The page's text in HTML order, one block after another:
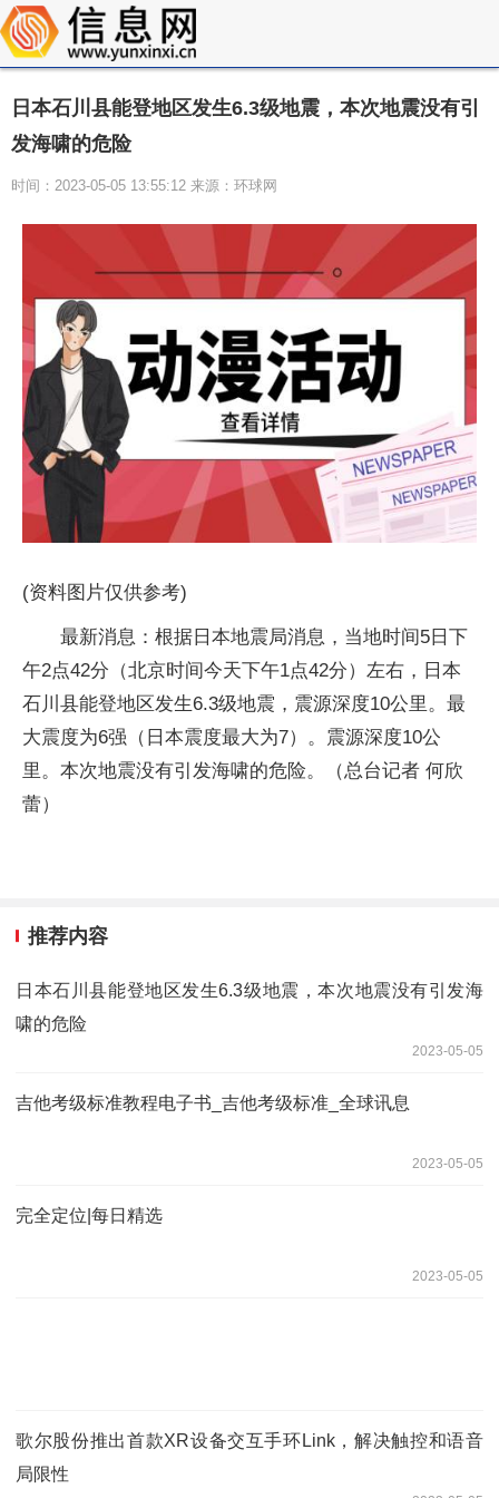
日本石川县能登地区发生6.3级地震，本次地震没有引
发海啸的危险
时间：2023-05-05 13:55:12 来源：环球网
(资料图片仅供参考)
最新消息：根据日本地震局消息，当地时间5日下
午2点42分（北京时间今天下午1点42分）左右，日本
石川县能登地区发生6.3级地震，震源深度10公里。最
大震度为6强（日本震度最大为7）。震源深度10公
里。本次地震没有引发海啸的危险。（总台记者 何欣
蕾） ​​​
推荐内容
日本石川县能登地区发生6.3级地震，本次地震没有引发海
啸的危险
2023-05-05
吉他考级标准教程电子书_吉他考级标准_全球讯息
2023-05-05
完全定位|每日精选
2023-05-05
歌尔股份推出首款XR设备交互手环Link，解决触控和语音
局限性